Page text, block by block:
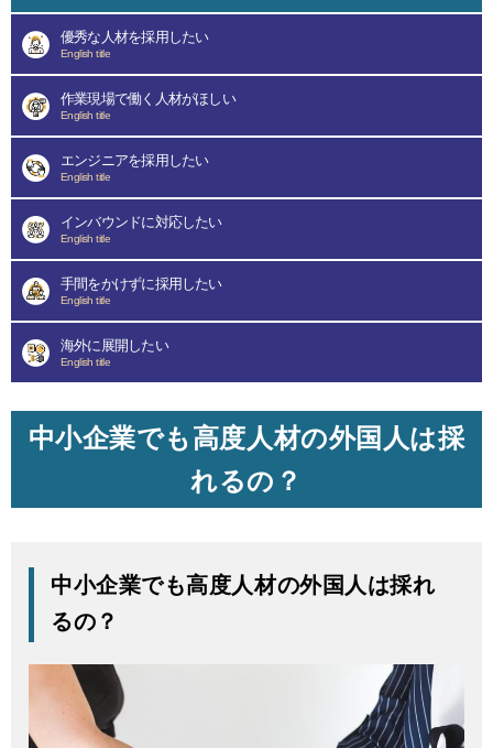
優秀な人材を採用したい
English title
作業現場で働く人材がほしい
English title
エンジニアを採用したい
English title
インバウンドに対応したい
English title
手間をかけずに採用したい
English title
海外に展開したい
English title
中小企業でも高度人材の外国人は採
れるの？
中小企業でも高度人材の外国人は採れ
るの？